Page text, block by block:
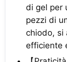
di gel per
pezzi di
chiodo, si
efficiente